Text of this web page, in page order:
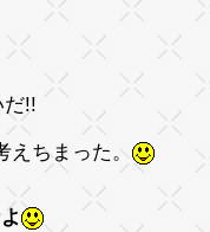
!!
ちまった。